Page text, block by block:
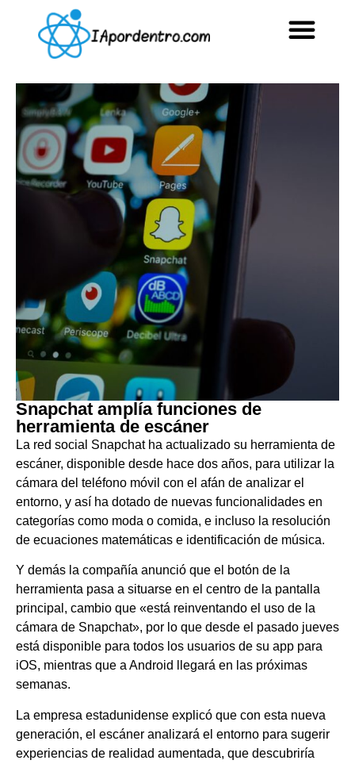
Snapchat amplía funciones de
herramienta de escáner
La red social Snapchat ha actualizado su herramienta de
escáner, disponible desde hace dos años, para utilizar la
cámara del teléfono móvil con el afán de analizar el
entorno, y así ha dotado de nuevas funcionalidades en
categorías como moda o comida, e incluso la resolución
de ecuaciones matemáticas e identificación de música.
Y demás la compañía anunció que el botón de la
herramienta pasa a situarse en el centro de la pantalla
principal, cambio que «está reinventando el uso de la
cámara de Snapchat», por lo que desde el pasado jueves
está disponible para todos los usuarios de su app para
iOS, mientras que a Android llegará en las próximas
semanas.
La empresa estadunidense explicó que con esta nueva
generación, el escáner analizará el entorno para sugerir
experiencias de realidad aumentada, que descubriría